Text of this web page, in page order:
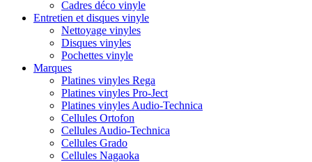
Cadres déco vinyle
Entretien et disques vinyle
Nettoyage vinyles
Disques vinyles
Pochettes vinyle
Marques
Platines vinyles Rega
Platines vinyles Pro-Ject
Platines vinyles Audio-Technica
Cellules Ortofon
Cellules Audio-Technica
Cellules Grado
Cellules Nagaoka